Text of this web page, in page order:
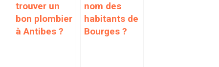
trouver un
bon plombier
à Antibes ?
nom des
habitants de
Bourges ?